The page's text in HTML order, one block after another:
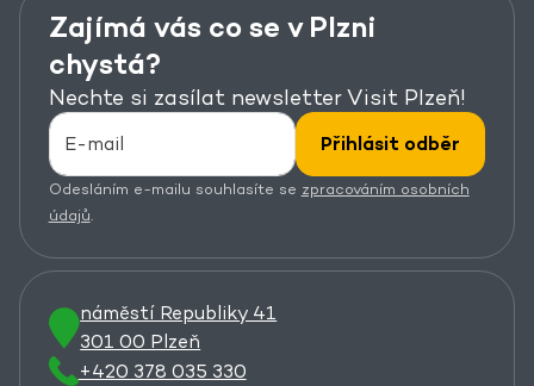
Zajímá vás co se v Plzni
chystá?
Nechte si zasílat newsletter Visit Plzeň!
Přihlásit odběr
Odesláním e-mailu souhlasíte se zpracováním osobních
údajů.
náměstí Republiky 41
301 00 Plzeň
+420 378 035 330